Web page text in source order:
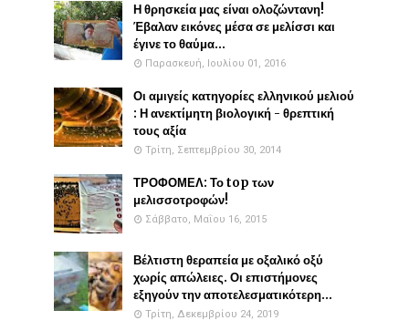
Η θρησκεία μας είναι ολοζώντανη!
Έβαλαν εικόνες μέσα σε μελίσσι και
έγινε το θαύμα...
Παρασκευή, Ιουλίου 01, 2016
Οι αμιγείς κατηγορίες ελληνικού μελιού
: Η ανεκτίμητη βιολογική - θρεπτική
τους αξία
Τρίτη, Σεπτεμβρίου 30, 2014
ΤΡΟΦΟΜΕΛ: Το top των
μελισσοτροφών!
Σάββατο, Μαΐου 16, 2015
Βέλτιστη θεραπεία με οξαλικό οξύ
χωρίς απώλειες. Οι επιστήμονες
εξηγούν την αποτελεσματικότερη...
Τρίτη, Δεκεμβρίου 24, 2019